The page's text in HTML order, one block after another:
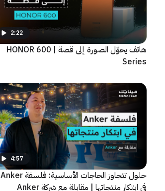
2:22
هاتف يحوّل الصورة إلى قصة | HONOR 600
Series
4:57
حلول تتجاوز الحاجات الأساسية: فلسفة Anker
في ابتكار منتجاتها | مقابلة مع شركة Anker